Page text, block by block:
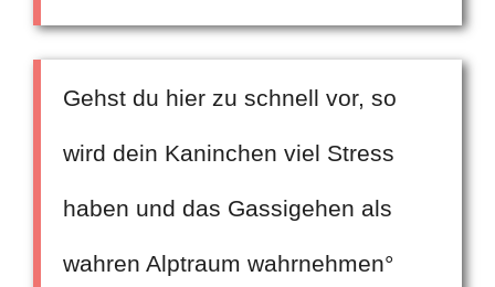
Gehst du hier zu schnell vor, so
wird dein Kaninchen viel Stress
haben und das Gassigehen als
wahren Alptraum wahrnehmen°